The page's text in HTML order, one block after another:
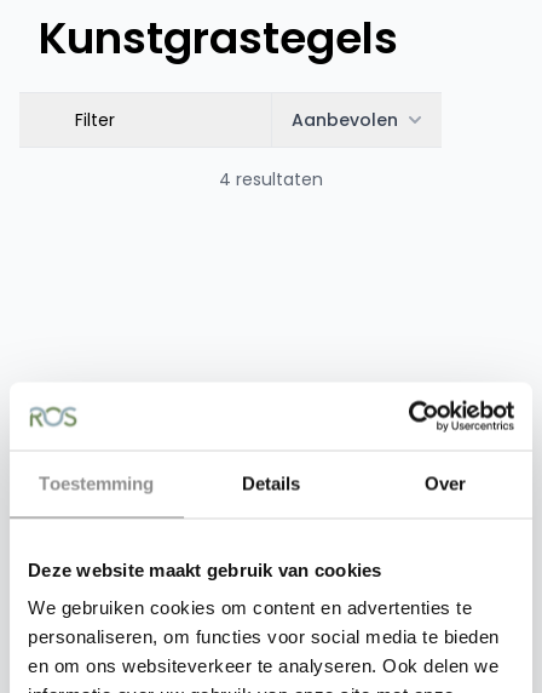
Toestemming Details Over
Deze website maakt gebruik van cookies
We gebruiken cookies om content en advertenties te
personaliseren, om functies voor social media te bieden
en om ons websiteverkeer te analyseren. Ook delen we
Kunstgrastegels
Filter
4 resultaten
Aanbevolen
Kunstgrastegel
groen
vanaf € 12,01
vanaf € 13,43